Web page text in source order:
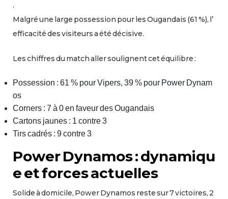
.
Malgré une large possession pour les Ougandais (61 %), l’
efficacité des visiteurs a été décisive.
Les chiffres du match aller soulignent cet équilibre :
Possession : 61 % pour Vipers, 39 % pour Power Dynam
os
Corners : 7 à 0 en faveur des Ougandais
Cartons jaunes : 1 contre 3
Tirs cadrés : 9 contre 3
Power Dynamos : dynamiqu
e et forces actuelles
Solide à domicile, Power Dynamos reste sur 7 victoires, 2